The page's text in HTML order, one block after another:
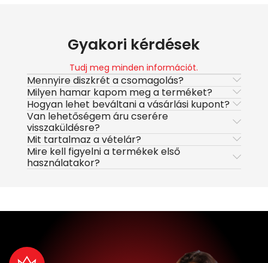
Gyakori kérdések
Tudj meg minden információt.
Mennyire diszkrét a csomagolás?
Milyen hamar kapom meg a terméket?
Hogyan lehet beváltani a vásárlási kupont?
Van lehetőségem áru cserére
visszaküldésre?
Mit tartalmaz a vételár?
Mire kell figyelni a termékek első
használatakor?